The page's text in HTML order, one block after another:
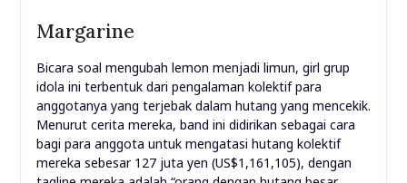
Margarine
Bicara soal mengubah lemon menjadi limun, girl grup
idola ini terbentuk dari pengalaman kolektif para
anggotanya yang terjebak dalam hutang yang mencekik.
Menurut cerita mereka, band ini didirikan sebagai cara
bagi para anggota untuk mengatasi hutang kolektif
mereka sebesar 127 juta yen (US$1,161,105), dengan